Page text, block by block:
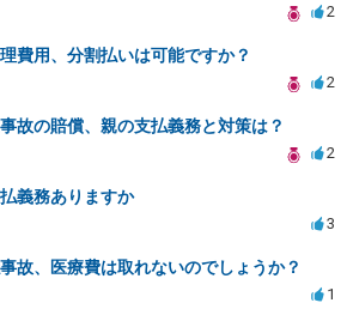
2
費用、分割払いは可能ですか？
2
故の賠償、親の支払義務と対策は？
2
義務ありますか
3
故、医療費は取れないのでしょうか？
1